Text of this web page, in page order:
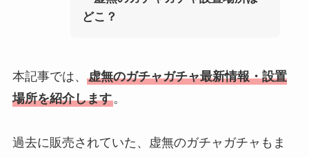
どこ？
本記事では、 虚無のガチャガチャ最新情報・設置
場所を紹介します。
過去に販売されていた、虚無のガチャガチャもま